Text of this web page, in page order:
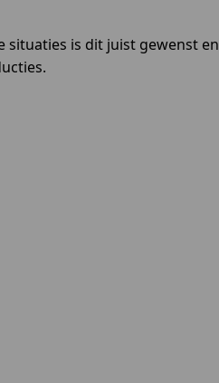
situaties is dit juist gewenst en